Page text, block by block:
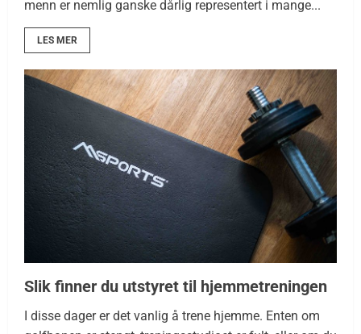
menn er nemlig ganske dårlig representert i mange...
LES MER
Slik finner du utstyret til hjemmetreningen
I disse dager er det vanlig å trene hjemme. Enten om